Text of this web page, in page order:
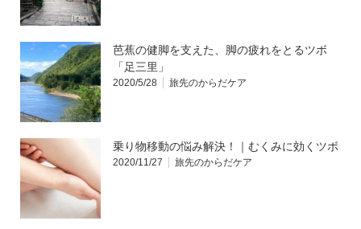
芭蕉の健脚を支えた、脚の疲れをとるツボ
「足三里」
2020/5/28 旅先のからだケア
乗り物移動の悩み解決！｜むくみに効くツボ
2020/11/27 旅先のからだケア